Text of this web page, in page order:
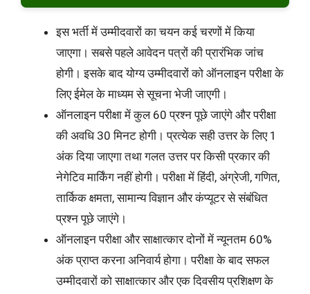
इस भर्ती में उम्मीदवारों का चयन कई चरणों में किया
जाएगा। सबसे पहले आवेदन पत्रों की प्रारंभिक जांच
होगी। इसके बाद योग्य उम्मीदवारों को ऑनलाइन परीक्षा के
लिए ईमेल के माध्यम से सूचना भेजी जाएगी।
ऑनलाइन परीक्षा में कुल 60 प्रश्न पूछे जाएंगे और परीक्षा
की अवधि 30 मिनट होगी। प्रत्येक सही उत्तर के लिए 1
अंक दिया जाएगा तथा गलत उत्तर पर किसी प्रकार की
नेगेटिव मार्किंग नहीं होगी। परीक्षा में हिंदी, अंग्रेजी, गणित,
तार्किक क्षमता, सामान्य विज्ञान और कंप्यूटर से संबंधित
प्रश्न पूछे जाएंगे।
ऑनलाइन परीक्षा और साक्षात्कार दोनों में न्यूनतम 60%
अंक प्राप्त करना अनिवार्य होगा। परीक्षा के बाद सफल
उम्मीदवारों को साक्षात्कार और एक दिवसीय प्रशिक्षण के